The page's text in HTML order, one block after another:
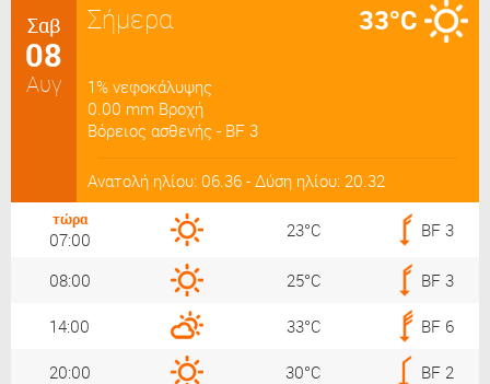
Σαβ
08
Αυγ
Σήμερα 33°C
1% νεφοκάλυψης
0.00 mm Βροχή
Βόρειος ασθενής - BF 3
Ανατολή ηλίου: 06.36 - Δύση ηλίου: 20.32
τώρα
07:00 23°C BF 3
08:00 25°C BF 3
14:00 33°C BF 6
20:00 30°C BF 2